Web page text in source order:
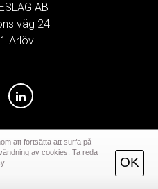
AB
väg 24
Arlöv
att fortsätta att surfa på
av cookies. Ta reda
OK